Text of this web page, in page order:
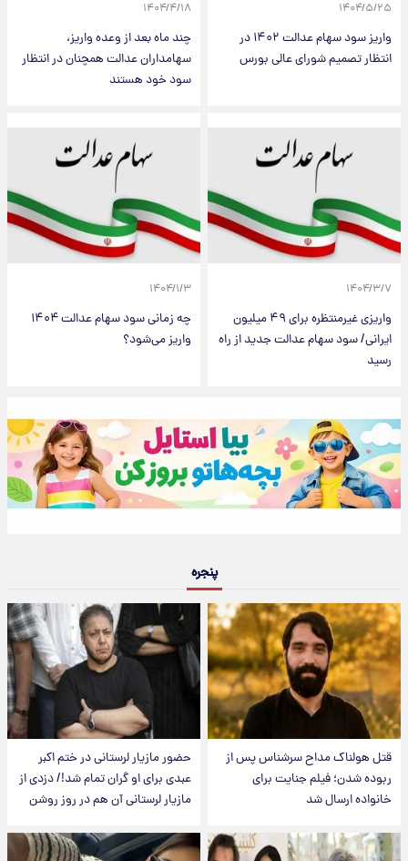
۱۴۰۴/۵/۲۵
واریز سود سهام عدالت ۱۴۰۲ در
انتظار تصمیم شورای عالی بورس
۱۴۰۴/۴/۱۸
چند ماه بعد از وعده واریز،
سهامداران عدالت همچنان در انتظار
سود خود هستند
۱۴۰۴/۳/۷
واریزی غیرمنتظره برای ۴۹ میلیون
ایرانی/ سود سهام عدالت جدید از راه
رسید
۱۴۰۴/۱/۳
چه زمانی سود سهام عدالت ۱۴۰۴
واریز می‌شود؟
پنجره
قتل هولناک مداح سرشناس پس از
ربوده شدن؛ فیلم جنایت برای
خانواده ارسال شد
حضور مازیار لرستانی در ختم اکبر
عبدی برای او گران تمام شد!/ دزدی از
مازیار لرستانی آن هم در روز روشن